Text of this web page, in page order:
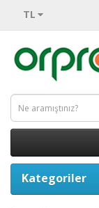
TL
Kategoriler